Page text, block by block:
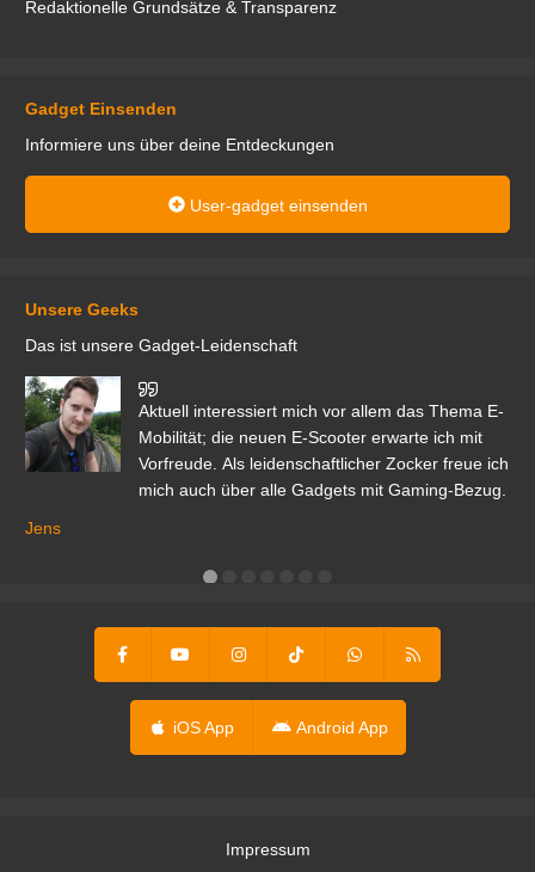
Redaktionelle Grundsätze & Transparenz
Gadget Einsenden
Informiere uns über deine Entdeckungen
User-gadget einsenden
Unsere Geeks
Das ist unsere Gadget-Leidenschaft
Aktuell interessiert mich vor allem das Thema E-
Mobilität; die neuen E-Scooter erwarte ich mit
Vorfreude. Als leidenschaftlicher Zocker freue ich
mich auch über alle Gadgets mit Gaming-Bezug.
Jens
iOS App Android App
Impressum